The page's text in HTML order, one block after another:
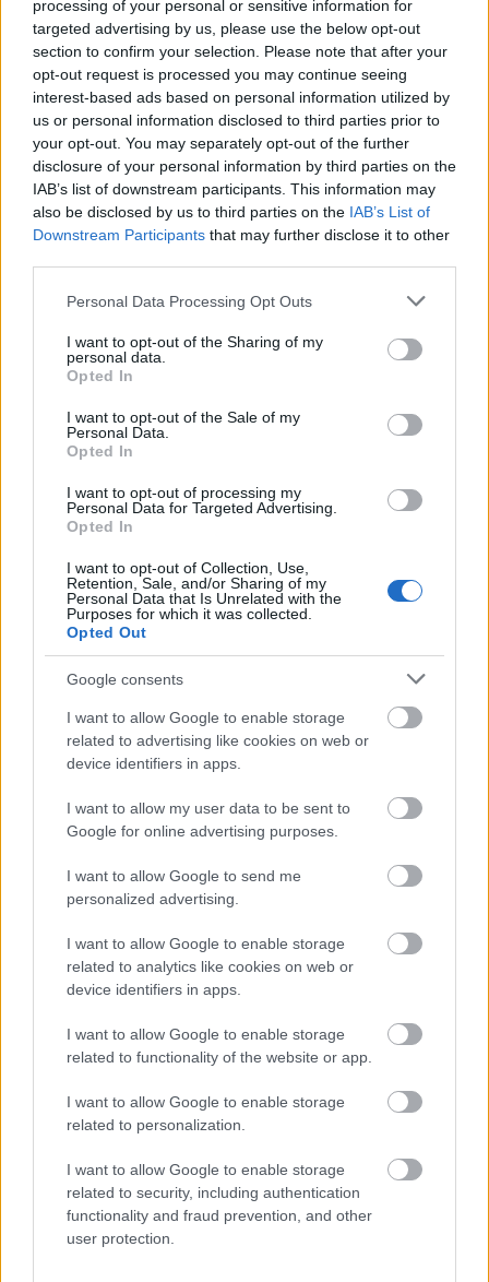
processing of your personal or sensitive information for
targeted advertising by us, please use the below opt-out
section to confirm your selection. Please note that after your
opt-out request is processed you may continue seeing
interest-based ads based on personal information utilized by
us or personal information disclosed to third parties prior to
your opt-out. You may separately opt-out of the further
disclosure of your personal information by third parties on the
IAB’s list of downstream participants. This information may
also be disclosed by us to third parties on the IAB’s List of
Downstream Participants that may further disclose it to other
Please note that this website/app uses one or more Google
not limited to your visit or usage behaviour. You may click to
grant or deny consent to Google and its third-party tags to
use your data for below specified purposes in below Google
consent section.
Personal Data Processing Opt Outs
I want to opt-out of the Sharing of my
personal data.
Opted In
I want to opt-out of the Sale of my
Personal Data.
Opted In
I want to opt-out of processing my
Personal Data for Targeted Advertising.
Opted In
I want to opt-out of Collection, Use,
Retention, Sale, and/or Sharing of my
Personal Data that Is Unrelated with the
Purposes for which it was collected.
Opted Out
Google consents
I want to allow Google to enable storage
related to advertising like cookies on web or
device identifiers in apps.
I want to allow my user data to be sent to
Google for online advertising purposes.
I want to allow Google to send me
personalized advertising.
I want to allow Google to enable storage
related to analytics like cookies on web or
device identifiers in apps.
I want to allow Google to enable storage
related to functionality of the website or app.
I want to allow Google to enable storage
related to personalization.
I want to allow Google to enable storage
related to security, including authentication
functionality and fraud prevention, and other
user protection.
szecesszió hatását magukon viselő példák.
Az 1930-as években jelentek meg a nagy
cégek, így például a Tungsram és az Orion
gyár termékeit hirdető falragaszok. A
negyvenes évektől kezdve pedig már a
politika gyakorolt egyre erősödő hatást a
műfajra. A hatvanas éveket a modern divat
jegyében született merész, új művészeti
megoldások jellemezték. A 70-es években
összehangolt hirdetései. Az utolsó korszak
végét az első szabad választásokra készített
munkák fémjelzik a kötetben.
A közelmúltban megjelent kötetet csaknem
háromszáz illusztráció, valamint alapos
forrás- és irodalomjegyzék teszi teljessé.
Forrás:MTI
Irodalom
AZ EMBERSÉG ÜNNEPE
SZÍNHÁZRÓL
ERDŐ VAN IDEBENN: TÓTH MARCSI AZ ÚJ